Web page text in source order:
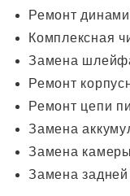
Ремонт
Комплексная
Замена
Ремонт
Ремонт цепи
Замена
Замена камеры
Замена